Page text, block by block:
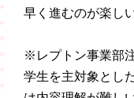
早く進むのが楽し
※レプトン事業部
学生を主対象とし